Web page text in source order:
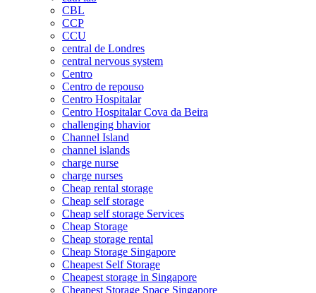
CBL
CCP
CCU
central de Londres
central nervous system
Centro
Centro de repouso
Centro Hospitalar
Centro Hospitalar Cova da Beira
challenging bhavior
Channel Island
channel islands
charge nurse
charge nurses
Cheap rental storage
Cheap self storage
Cheap self storage Services
Cheap Storage
Cheap storage rental
Cheap Storage Singapore
Cheapest Self Storage
Cheapest storage in Singapore
Cheapest Storage Space Singapore